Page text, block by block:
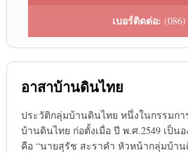
เบอร์ติดต่อ: (086)
อาสาบ้านดินไทย
ประวัติกลุ่มบ้านดินไทย หนึ่งในกรรมกา
บ้านดินไทย ก่อตั้งเมื่อ ปี พ.ศ.2549 เป็น
คือ “นายสุรัช สะราคำ หัวหน้ากลุ่มบ้า